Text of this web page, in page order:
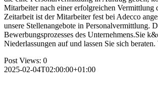
Mitarbeiter nach einer erfolgreichen Vermittlung
Zeitarbeit ist der Mitarbeiter fest bei Adecco
unsere Stellenangebote in
Bewerbungsprozesses des Unternehmens.Sie
Niederlassungen auf und lassen Sie sich
Post Views: 0
2025-02-04T02:00:00+01:00